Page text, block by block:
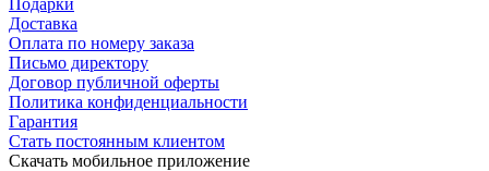
Доставка
Оплата по номеру заказа
Письмо директору
Договор публичной оферты
Политика конфиденциальности
Гарантия
Стать постоянным клиентом
Скачать мобильное приложение